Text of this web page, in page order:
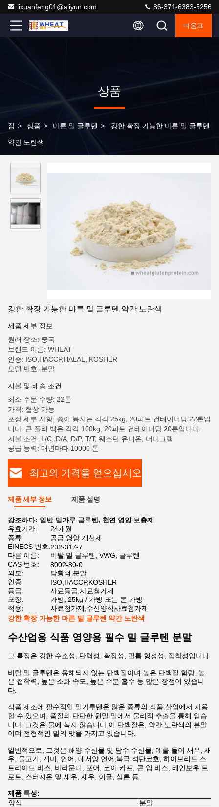
lixuanfeng01@aliyun.com 86-371-6383-5256
따옴표
상품
집 > 상품 > 마른 밀 글루텐 > 강한 확장 가능한 마른 밀 글루텐
약간 노란색
강한 확장 가능한 마른 밀 글루텐 약간 노란색
제품 세부 정보
원래 장소: 중국
브랜드 이름: WHEAT
인증: ISO,HACCP,HALAL, KOSHER
모델 번호: 분말
지불 및 배송 조건
최소 주문 수량: 22톤
가격: 협상 가능
포장 세부 사항: 종이 봉지는 각각 25kg, 20피트 컨테이너당 22톤입
니다. 큰 폴리 백은 각각 100kg, 20피트 컨테이너당 20톤입니다.
지불 조건: L/C, D/A, D/P, T/T, 웨스턴 유니온, 머니그램
공급 능력: 매년마다 10000 톤
최고의 가격을 얻으십시오
제품 세부 정보 제품 설명
강조하다: 일반 밀가루 글루텐 , 천연 영양 보충제
유효기간:
24개월
종류:
공급 영양 개선제
EINECS 번호:232-317-7
다른 이름:
비탈 밀 글루텐, VWG, 글루텐
CAS 번호:
8002-80-0
외모:
담황색 분말
인증:
ISO,HACCP,KOSHER
등급:
사료등급,사료첨가제
포장:
가방, 25kg / 가방 또는 톤 가방
적용:
사료첨가제,수산양식사료첨가제
강한 확장 가능한 마른 밀 글루텐 약간 노란색
수산업용 식품 영양용 필수 밀 글루텐 분말
그 특징은 강한 수소성, 탄력성, 확장성, 필름 형성성, 접착성입니다.
비탈 밀 글루텐은 용해되지 않는 단백질이며 높은 단백질 함량, 높
은 접착력, 높은 소화 속도, 높은 수분 흡수 등 많은 장점이 있습니
다.
식품 제조에 필수적인 밀가루텐은 많은 종류의 식품 산업에서 사용
할 수 있으며, 품질의 단단한 원밀 밀에서 물리적 추출을 통해 얻습
니다. 그것은 물에 녹지 않습니다.이 단백질은, 약간 노란색의 분말
이며 전형적인 밀의 맛을 가지고 있습니다.
일반적으로, 그것은 해양 수산물 및 담수 수산물, 예를 들어 새우, 새
우, 물고기, 개미, 연어, 대서양 연어,북극 석탄코호, 하이브리드 스
트라이드 바스, 바라문디, 포어, 코이 카프, 큰 입 바스, 레인보우 트
로트, 스터지온 및 새우, 새우, 이글, 삼론 등.
제품 특성:
양식
분말